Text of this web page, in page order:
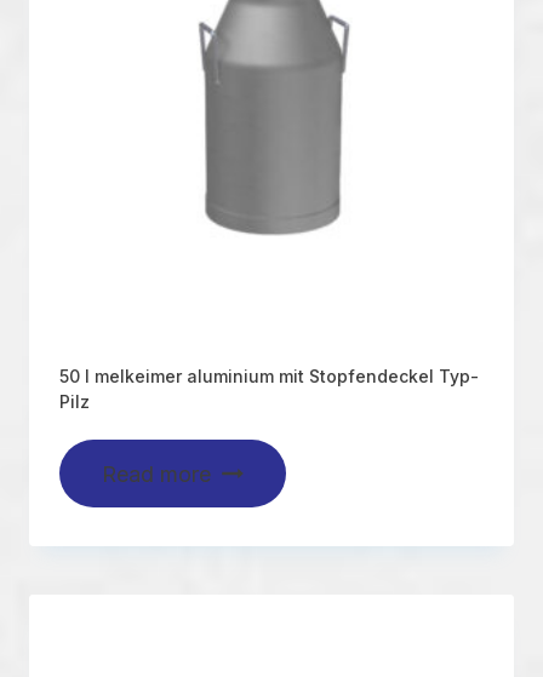
50 l melkeimer aluminium mit Stopfendeckel Typ-
Pilz
Read more